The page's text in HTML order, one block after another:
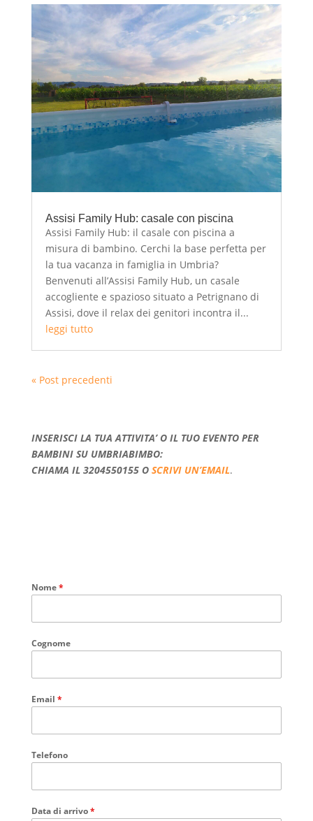
Assisi Family Hub: casale con piscina
Assisi Family Hub: il casale con piscina a
misura di bambino. Cerchi la base perfetta per
la tua vacanza in famiglia in Umbria?
Benvenuti all’Assisi Family Hub, un casale
accogliente e spazioso situato a Petrignano di
Assisi, dove il relax dei genitori incontra il...
leggi tutto
« Post precedenti
INSERISCI LA TUA ATTIVITA’ O IL TUO EVENTO PER
BAMBINI SU UMBRIABIMBO:
CHIAMA IL 3204550155O SCRIVI UN’EMAIL.
Nome*
Cognome
Email *
Telefono
Data di arrivo*